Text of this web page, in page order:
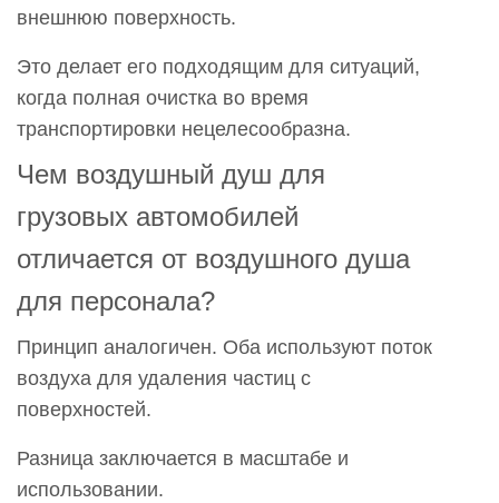
внешнюю поверхность.
Это делает его подходящим для ситуаций,
когда полная очистка во время
транспортировки нецелесообразна.
Чем воздушный душ для
грузовых автомобилей
отличается от воздушного душа
для персонала?
Принцип аналогичен. Оба используют поток
воздуха для удаления частиц с
поверхностей.
Разница заключается в масштабе и
использовании.